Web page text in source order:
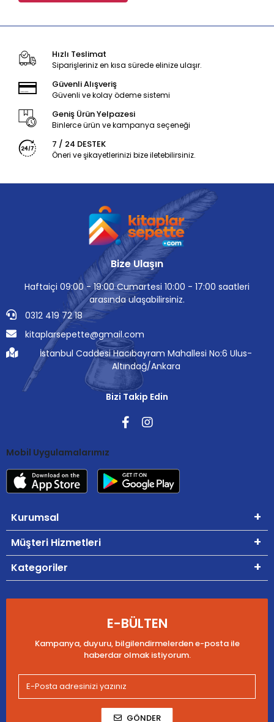
Hızlı Teslimat
Siparişleriniz en kısa sürede elinize ulaşır.
Güvenli Alışveriş
Güvenli ve kolay ödeme sistemi
Geniş Ürün Yelpazesi
Binlerce ürün ve kampanya seçeneği
7 / 24 DESTEK
Öneri ve şikayetlerinizi bize iletebilirsiniz.
Bize Ulaşın
Haftaiçi 09:00 - 19:00 Cumartesi 10:00 - 17:00 saatleri
arasında ulaşabilirsiniz.
0312 419 72 18
kitaplarsepette@gmail.com
İstanbul Caddesi Hacıbayram Mahallesi No:6 Ulus-
Altındağ/Ankara
Bizi Takip Edin
Mobil Uygulamalarımız
Kurumsal
Müşteri Hizmetleri
Kategoriler
E-BÜLTEN
Kampanya, duyuru, bilgilendirmelerden e-posta ile
haberdar olmak istiyorum.
GÖNDER